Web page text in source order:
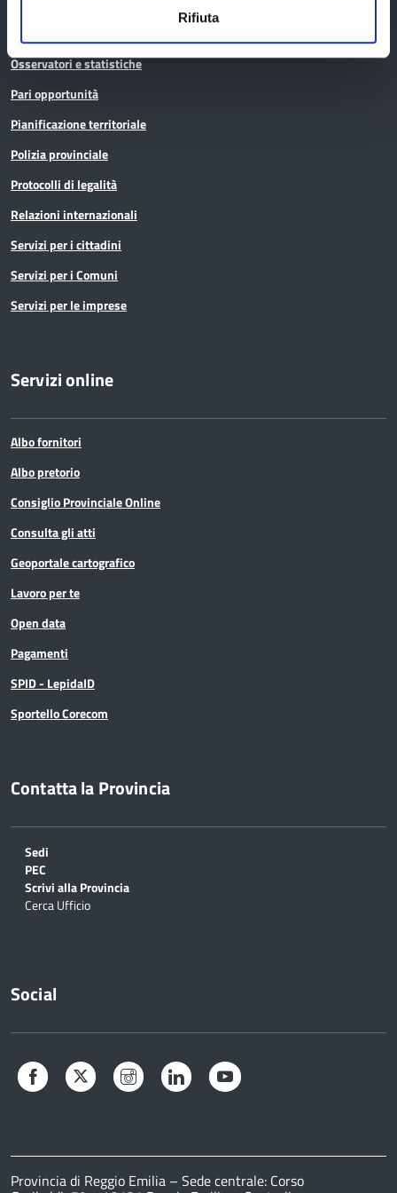
Rifiuta
Osservatori e statistiche
Pari opportunità
Pianificazione territoriale
Polizia provinciale
Protocolli di legalità
Relazioni internazionali
Servizi per i cittadini
Servizi per i Comuni
Servizi per le imprese
Servizi online
Albo fornitori
Albo pretorio
Consiglio Provinciale Online
Consulta gli atti
Geoportale cartografico
Lavoro per te
Open data
Pagamenti
SPID - LepidaID
Sportello Corecom
Contatta la Provincia
Sedi
PEC
Scrivi alla Provincia
Cerca Ufficio
Social
Facebook Twitter Instagram LinkedIn
Provincia di Reggio Emilia – Sede centrale: Corso